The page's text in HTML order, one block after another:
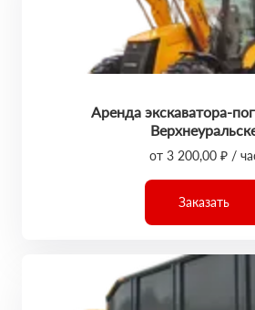
Аренда экскаватора-
от 3 200,00 ₽ /
Заказать